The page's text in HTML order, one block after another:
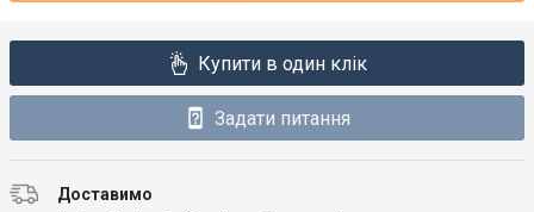
Купити в один клік
Задати питання
Доставимо